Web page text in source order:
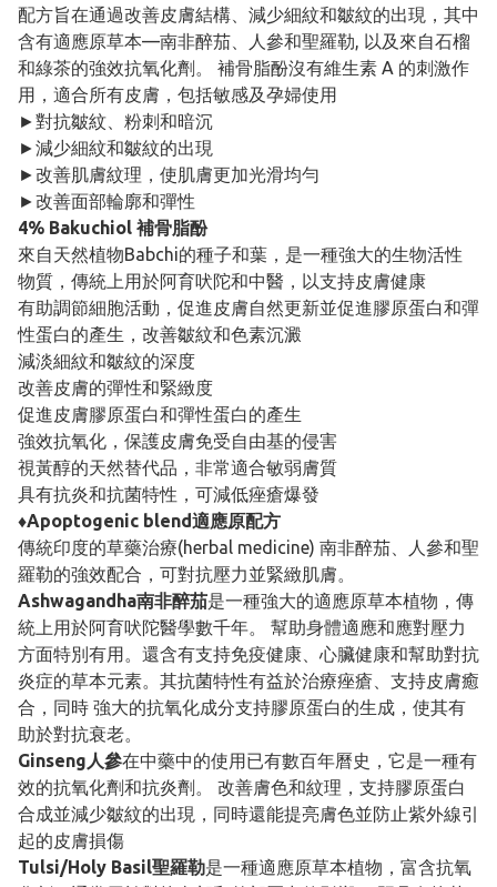
配方旨在通過改善皮膚結構、減少細紋和皺紋的出現，其中
含有適應原草本—南非醉茄、人參和聖羅勒, 以及來自石榴
和綠茶的強效抗氧化劑。 補骨脂酚沒有維生素 A 的刺激作
用，適合所有皮膚，包括敏感及孕婦使用
►對抗皺紋、粉刺和暗沉
►減少細紋和皺紋的出現
►改善肌膚紋理，使肌膚更加光滑均勻
►改善面部輪廓和彈性
4% Bakuchiol 補骨脂酚
來自天然植物Babchi的種子和葉，是一種強大的生物活性
物質，傳統上用於阿育吠陀和中醫，以支持皮膚健康
有助調節細胞活動，促進皮膚自然更新並促進膠原蛋白和彈
性蛋白的產生，改善皺紋和色素沉澱
減淡細紋和皺紋的深度
改善皮膚的彈性和緊緻度
促進皮膚膠原蛋白和彈性蛋白的產生
強效抗氧化，保護皮膚免受自由基的侵害
視黃醇的天然替代品，非常適合敏弱膚質
具有抗炎和抗菌特性，可減低痤瘡爆發
♦Apoptogenic blend適應原配方
傳統印度的草藥治療(herbal medicine) 南非醉茄、人參和聖
羅勒的強效配合，可對抗壓力並緊緻肌膚。
Ashwagandha南非醉茄是一種強大的適應原草本植物，傳
統上用於阿育吠陀醫學數千年。 幫助身體適應和應對壓力
方面特別有用。還含有支持免疫健康、心臟健康和幫助對抗
炎症的草本元素。其抗菌特性有益於治療痤瘡、支持皮膚癒
合，同時 強大的抗氧化成分支持膠原蛋白的生成，使其有
助於對抗衰老。
Ginseng人參在中藥中的使用已有數百年曆史，它是一種有
效的抗氧化劑和抗炎劑。 改善膚色和紋理，支持膠原蛋白
合成並減少皺紋的出現，同時還能提亮膚色並防止紫外線引
起的皮膚損傷
Tulsi/Holy Basil聖羅勒是一種適應原草本植物，富含抗氧